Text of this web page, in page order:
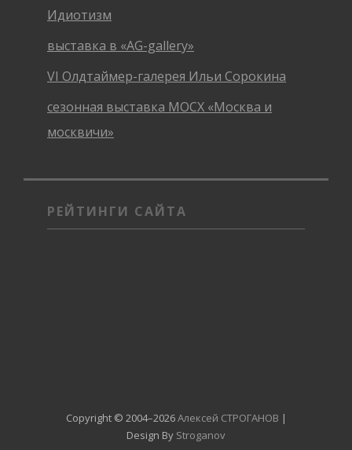
Идиотизм
выставка в «AG-gallery»
VI Олдтаймер-галерея Ильи Сорокина
сезонная выставка МОСХ «Москва и
москвичи»
РЕЙТИНГИ САЙТА
Copyright © 2004–2026Алексей СТРОГАНОВ |
Design By Stroganov